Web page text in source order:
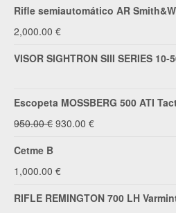
Rifle semiautomático AR
2,000.00 €
VISOR SIGHTRON SIII SERIES 10-
Escopeta MOSSBERG 500 ATI
950.00€ El
950.00 €.
930.00 €El
930.00 €.
Cetme B
1,000.00 €
RIFLE REMINGTON 700 LH